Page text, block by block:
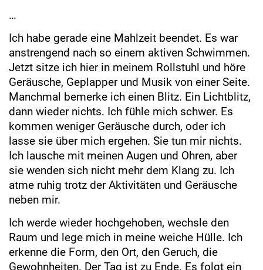
…
Ich habe gerade eine Mahlzeit beendet. Es war
anstrengend nach so einem aktiven Schwimmen.
Jetzt sitze ich hier in meinem Rollstuhl und höre
Geräusche, Geplapper und Musik von einer Seite.
Manchmal bemerke ich einen Blitz. Ein Lichtblitz,
dann wieder nichts. Ich fühle mich schwer. Es
kommen weniger Geräusche durch, oder ich
lasse sie über mich ergehen. Sie tun mir nichts.
Ich lausche mit meinen Augen und Ohren, aber
sie wenden sich nicht mehr dem Klang zu. Ich
atme ruhig trotz der Aktivitäten und Geräusche
neben mir.
Ich werde wieder hochgehoben, wechsle den
Raum und lege mich in meine weiche Hülle. Ich
erkenne die Form, den Ort, den Geruch, die
Gewohnheiten. Der Tag ist zu Ende. Es folgt ein